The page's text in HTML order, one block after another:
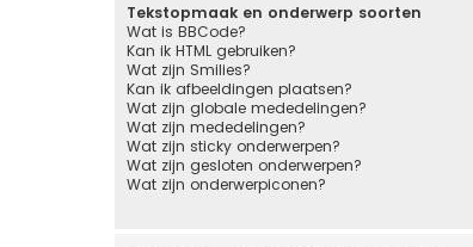
Tekstopmaak en onderwerp soorten
Wat is BBCode?
Kan ik HTML gebruiken?
Wat zijn Smilies?
Kan ik afbeeldingen plaatsen?
Wat zijn globale mededelingen?
Wat zijn mededelingen?
Wat zijn sticky onderwerpen?
Wat zijn gesloten onderwerpen?
Wat zijn onderwerpiconen?